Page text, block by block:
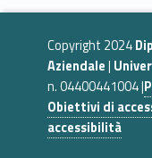
Copyright 2024
Aziendale|
n. 04400441004 |
Obiettivi di
accessibilità